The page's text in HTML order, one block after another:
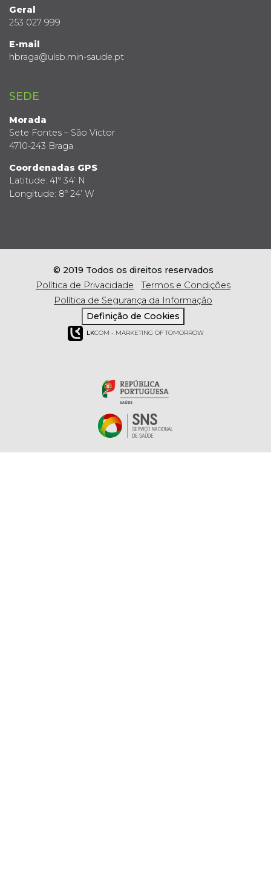
Geral
253 027 999
E-mail
hbraga@ulsb.min-saude.pt
SEDE
Morada
Sete Fontes – São Victor
4710-243 Braga
Coordenadas GPS
Latitude: 41º 34’ N
Longitude: 8º 24’ W
© 2019 Todos os direitos reservados
Política de Privacidade
Termos e Condições
Política de Segurança da Informação
Definição de Cookies
LKCOM - MARKETING OF TOMORROW